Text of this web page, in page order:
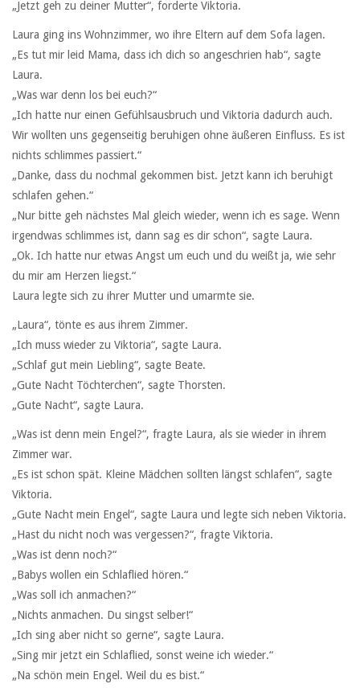
„Jetzt geh zu deiner Mutter“, forderte Viktoria.
Laura ging ins Wohnzimmer, wo ihre Eltern auf dem Sofa lagen.
„Es tut mir leid Mama, dass ich dich so angeschrien hab“, sagte
Laura.
„Was war denn los bei euch?“
„Ich hatte nur einen Gefühlsausbruch und Viktoria dadurch auch.
Wir wollten uns gegenseitig beruhigen ohne äußeren Einfluss. Es ist
nichts schlimmes passiert.“
„Danke, dass du nochmal gekommen bist. Jetzt kann ich beruhigt
schlafen gehen.“
„Nur bitte geh nächstes Mal gleich wieder, wenn ich es sage. Wenn
irgendwas schlimmes ist, dann sag es dir schon“, sagte Laura.
„Ok. Ich hatte nur etwas Angst um euch und du weißt ja, wie sehr
du mir am Herzen liegst.“
Laura legte sich zu ihrer Mutter und umarmte sie.
„Laura“, tönte es aus ihrem Zimmer.
„Ich muss wieder zu Viktoria“, sagte Laura.
„Schlaf gut mein Liebling“, sagte Beate.
„Gute Nacht Töchterchen“, sagte Thorsten.
„Gute Nacht“, sagte Laura.
„Was ist denn mein Engel?“, fragte Laura, als sie wieder in ihrem
Zimmer war.
„Es ist schon spät. Kleine Mädchen sollten längst schlafen“, sagte
Viktoria.
„Gute Nacht mein Engel“, sagte Laura und legte sich neben Viktoria.
„Hast du nicht noch was vergessen?“, fragte Viktoria.
„Was ist denn noch?“
„Babys wollen ein Schlaflied hören.“
„Was soll ich anmachen?“
„Nichts anmachen. Du singst selber!“
„Ich sing aber nicht so gerne“, sagte Laura.
„Sing mir jetzt ein Schlaflied, sonst weine ich wieder.“
„Na schön mein Engel. Weil du es bist.“